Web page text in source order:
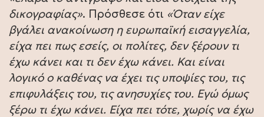
δικογραφίας». Πρόσθεσε ότι «Όταν είχε
βγάλει ανακοίνωση η ευρωπαϊκή εισαγγελία,
είχα πει πως εσείς, οι πολίτες, δεν ξέρουν τι
έχω κάνει και τι δεν έχω κάνει. Και είναι
λογικό ο καθένας να έχει τις υποψίες του, τις
επιφυλάξεις του, τις ανησυχίες του. Εγώ όμως
ξέρω τι έχω κάνει. Είχα πει τότε, χωρίς να έχω